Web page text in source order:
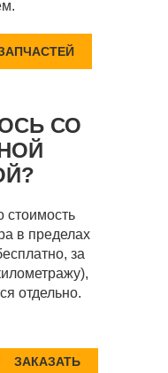
СО
стоимость
в пределах
за
отдельно.
ЗАКАЗАТЬ